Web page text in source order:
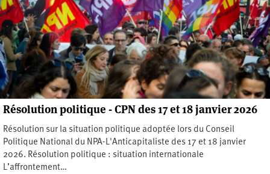
Résolution politique - CPN des 17 et 18 janvier 2026
Résolution sur la situation politique adoptée lors du Conseil
Politique National du NPA-L'Anticapitaliste des 17 et 18 janvier
2026. Résolution politique : situation internationale
L’affrontement…